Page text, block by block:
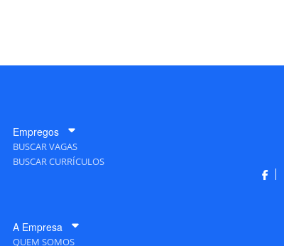
Empregos
BUSCAR VAGAS
BUSCAR CURRÍCULOS
A Empresa
QUEM SOMOS